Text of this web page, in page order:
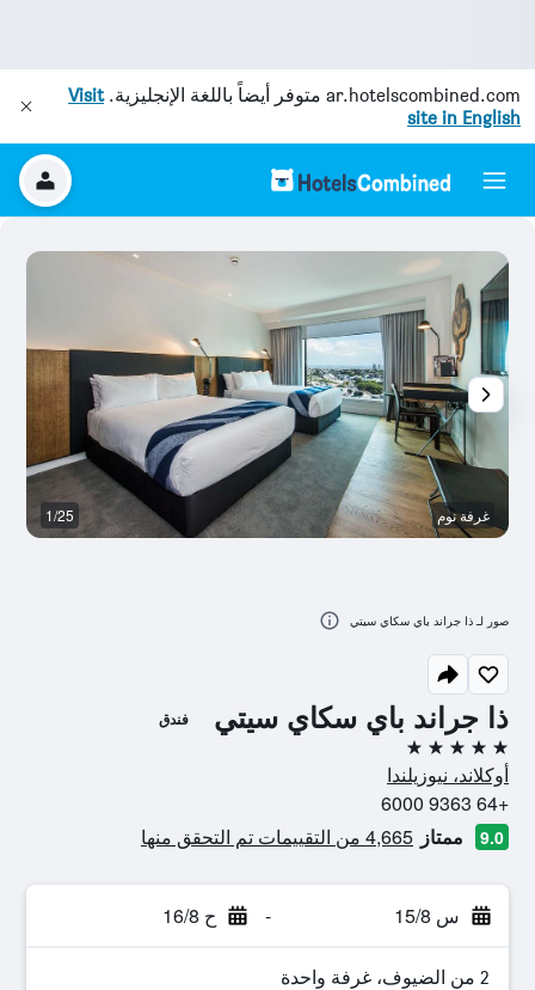
ar.hotelscombined.com متوفر أيضاً باللغة الإنجليزية.Visit
site in English
ذا جراند باي سكاي سيتي فندق
5 نجوم
أوكلاند، نيوزيلندا
+64 9363 6000
9.0 ممتاز 4,665 من التقييمات تم التحقق منها
س 15/8 - ح 16/8
2 من الضيوف، غرفة واحدة
غرفة نوم 1/25
صور لـ ذا جراند باي سكاي سيتي